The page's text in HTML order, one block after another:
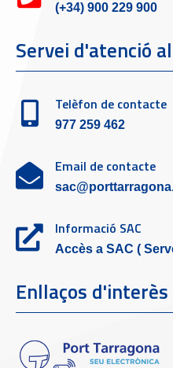
(+34) 900 229 900
Servei d'atenció
Telèfon de contacte
977 259 462
Email de contacte
Informació SAC
Accès a SAC (
Enllaços d'interès